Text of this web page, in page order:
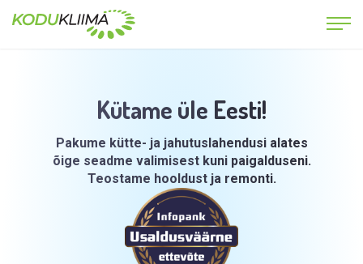
Kütame üle Eesti!
Pakume kütte- ja jahutuslahendusi alates
õige seadme valimisest kuni paigalduseni.
Teostame hooldust ja remonti.